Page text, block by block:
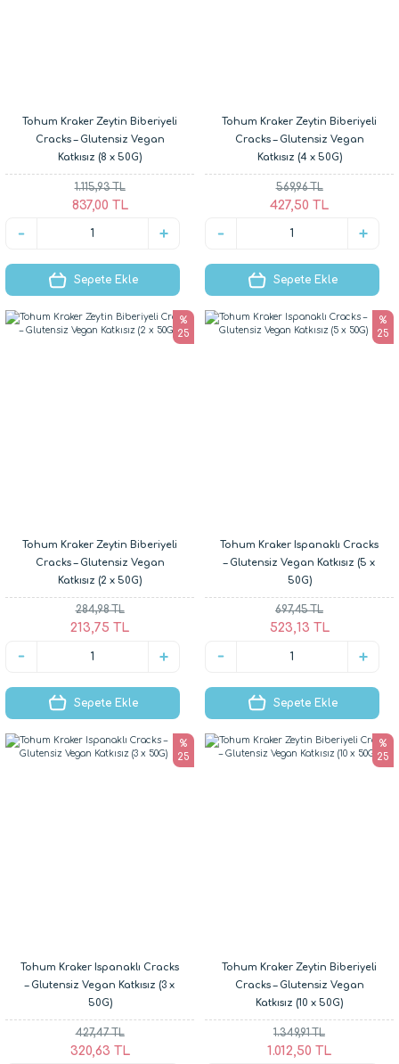
Tohum Kraker Zeytin Biberiyeli
Cracks – Glutensiz Vegan
Katkısız (8 x 50G)
1.115,93 TL
837,00 TL
Sepete Ekle
Tohum Kraker Zeytin Biberiyeli
Cracks – Glutensiz Vegan
Katkısız (4 x 50G)
569,96 TL
427,50 TL
Sepete Ekle
%
25
Tohum Kraker Zeytin Biberiyeli
Cracks – Glutensiz Vegan
Katkısız (2 x 50G)
284,98 TL
213,75 TL
Sepete Ekle
%
25
Tohum Kraker Ispanaklı Cracks
– Glutensiz Vegan Katkısız (5 x
50G)
697,45 TL
523,13 TL
Sepete Ekle
%
25
Tohum Kraker Ispanaklı Cracks
– Glutensiz Vegan Katkısız (3 x
50G)
427,47 TL
320,63 TL
%
25
Tohum Kraker Zeytin Biberiyeli
Cracks – Glutensiz Vegan
Katkısız (10 x 50G)
1.349,91 TL
1.012,50 TL